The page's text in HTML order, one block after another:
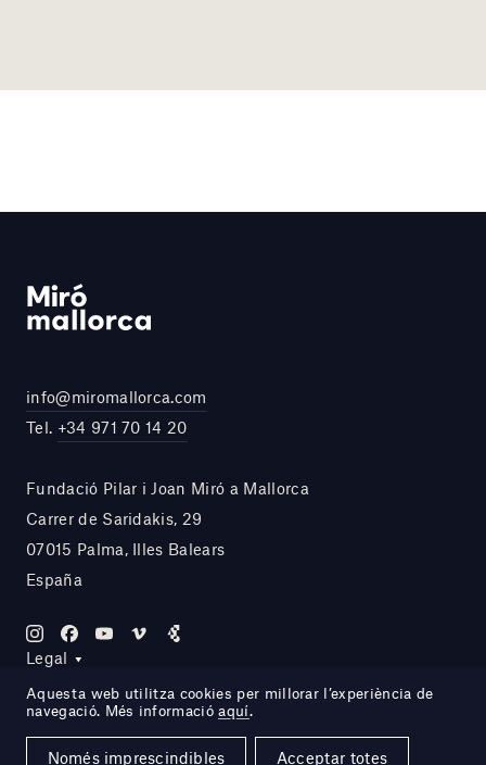
info@miromallorca.com
Tel. +34 971 70 14 20
Fundació Pilar i Joan Miró a Mallorca
Carrer de Saridakis, 29
07015 Palma, Illes Balears
España
Legal
Site by DOMO—A
Aquesta web utilitza cookies per millorar l’experiència de
navegació. Més informacióaquí.
Només imprescindibles Acceptar totes